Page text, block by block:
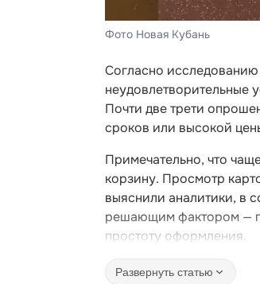
Фото Новая Кубань
Согласно исследованию
неудовлетворительные
Почти две трети
сроков или высокой
Примечательно, что
корзину. Просмотр
выяснили аналитики, в
решающим фактором —
простоту оформления.
Развернуть статью